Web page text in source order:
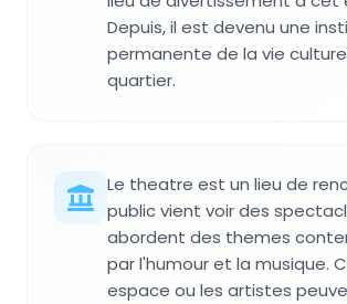
Depuis, il est devenu une
permanente de la vie
quartier.
Le theatre est un lieu de
public vient voir des
abordent des themes
par l'humour et la musique.
espace ou les artistes